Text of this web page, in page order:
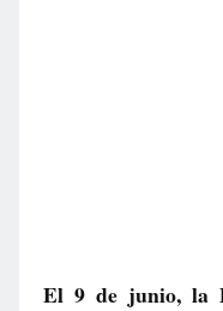
El 9 de junio, la